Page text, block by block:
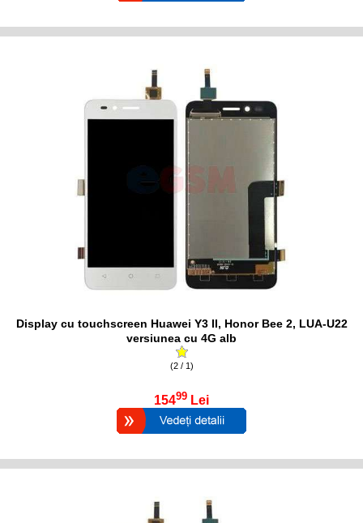
Display cu touchscreen Huawei Y3 II, Honor Bee 2, LUA-U22
versiunea cu 4G alb
(2 / 1)
15499 Lei